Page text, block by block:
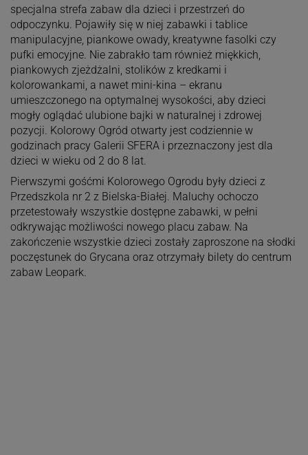
specjalna strefa zabaw dla dzieci i przestrzeń do
odpoczynku. Pojawiły się w niej zabawki i tablice
manipulacyjne, piankowe owady, kreatywne fasolki czy
pufki emocyjne. Nie zabrakło tam również miękkich,
piankowych zjeżdżalni, stolików z kredkami i
kolorowankami, a nawet mini-kina – ekranu
umieszczonego na optymalnej wysokości, aby dzieci
mogły oglądać ulubione bajki w naturalnej i zdrowej
pozycji. Kolorowy Ogród otwarty jest codziennie w
godzinach pracy Galerii SFERA i przeznaczony jest dla
dzieci w wieku od 2 do 8 lat.
Pierwszymi gośćmi Kolorowego Ogrodu były dzieci z
Przedszkola nr 2 z Bielska-Białej. Maluchy ochoczo
przetestowały wszystkie dostępne zabawki, w pełni
odkrywając możliwości nowego placu zabaw. Na
zakończenie wszystkie dzieci zostały zaproszone na słodki
poczęstunek do Grycana oraz otrzymały bilety do centrum
zabaw Leopark.